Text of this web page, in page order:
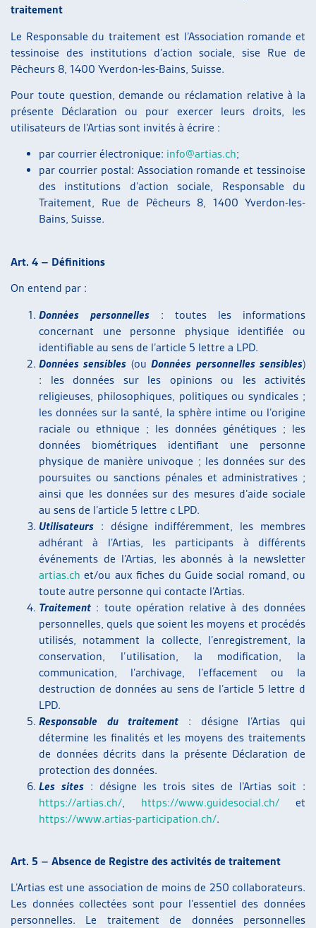
traitement
Le Responsable du traitement est l’Association romande et
tessinoise des institutions d’action sociale, sise Rue de
Pêcheurs 8, 1400 Yverdon-les-Bains, Suisse.
Pour toute question, demande ou réclamation relative à la
présente Déclaration ou pour exercer leurs droits, les
utilisateurs de l’Artias sont invités à écrire :
par courrier électronique: info@artias.ch;
par courrier postal: Association romande et tessinoise
des institutions d’action sociale, Responsable du
Traitement, Rue de Pêcheurs 8, 1400 Yverdon-les-
Bains, Suisse.
Art. 4 – Définitions
On entend par :
Données personnelles : toutes les informations
concernant une personne physique identifiée ou
identifiable au sens de l’article 5 lettre a LPD.
Données sensibles (ouDonnées personnelles sensibles)
: les données sur les opinions ou les activités
religieuses, philosophiques, politiques ou syndicales ;
les données sur la santé, la sphère intime ou l’origine
raciale ou ethnique ; les données génétiques ; les
données biométriques identifiant une personne
physique de manière univoque ; les données sur des
poursuites ou sanctions pénales et administratives ;
ainsi que les données sur des mesures d’aide sociale
au sens de l’article 5 lettre c LPD.
Utilisateurs : désigne indifféremment, les membres
adhérant à l’Artias, les participants à différents
événements de l’Artias, les abonnés à la newsletter
artias.ch et/ou aux fiches du Guide social romand, ou
toute autre personne qui contacte l’Artias.
Traitement : toute opération relative à des données
personnelles, quels que soient les moyens et procédés
utilisés, notamment la collecte, l’enregistrement, la
conservation, l’utilisation, la modification, la
communication, l’archivage, l’effacement ou la
destruction de données au sens de l’article 5 lettre d
LPD.
Responsable du traitement : désigne l’Artias qui
détermine les finalités et les moyens des traitements
de données décrits dans la présente Déclaration de
protection des données.
Les sites : désigne les trois sites de l’Artias soit :
https://artias.ch/
https://www.guidesocial.ch/ et
https://www.artias-participation.ch/.
Art. 5 – Absence de Registre des activités de traitement
L’Artias est une association de moins de 250 collaborateurs.
Les données collectées sont pour l’essentiel des données
personnelles. Le traitement de données personnelles